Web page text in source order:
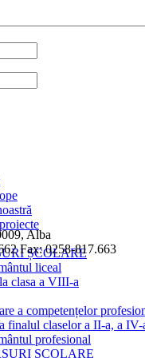
ȘCOLARE
liceal
clasa a VIII-a
a competențelor
finalul claselor a II-a, a
profesional
ȘCOLARE
Alba
Fax: 0258-817.663